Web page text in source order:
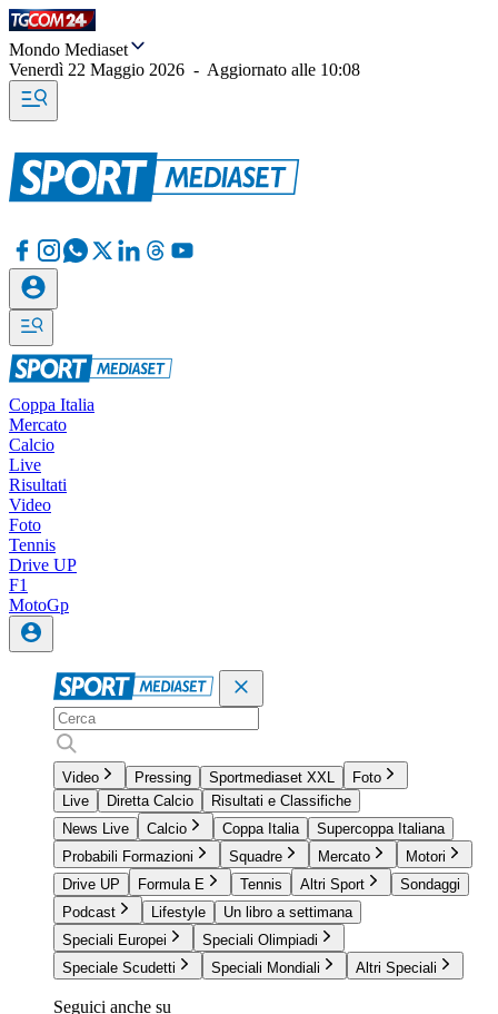
Mondo Mediaset
Venerdì 22 Maggio 2026 - Aggiornato alle 10:08
Coppa Italia
Mercato
Calcio
Live
Risultati
Video
Foto
Tennis
Drive UP
F1
MotoGp
Video Pressing Sportmediaset XXL
Foto
Live
Diretta Calcio
Risultati e Classifiche
News Live
Calcio Coppa Italia
Supercoppa Italiana
Probabili Formazioni
Squadre Mercato
Motori
Drive UP
Formula E Tennis Altri Sport
Sondaggi
Podcast
Lifestyle
Un libro a settimana
Speciali Europei
Speciali Olimpiadi
Speciale Scudetti
Speciali Mondiali Altri Speciali
Seguici anche su